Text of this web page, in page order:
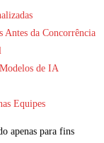
da Concorrência
de IA
Equipes
apenas para fins